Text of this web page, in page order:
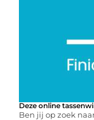
Deze online
Ben jij op zoek